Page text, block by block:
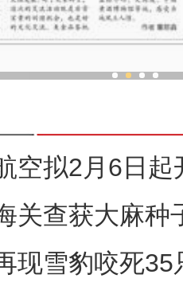
空拟2月6日
关查获大麻种
现雪豹咬死